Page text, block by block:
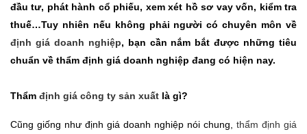
đầu tư, phát hành cổ phiếu, xem xét hồ sơ vay vốn, kiểm tra
thuế…Tuy nhiên nếu không phải người có chuyên môn về
định giá doanh nghiệp, bạn cần nắm bắt được những tiêu
chuẩn về thẩm định giá doanh nghiệp đang có hiện nay.
Thẩm định giá công ty sản xuất là gì?
Cũng giống như định giá doanh nghiệp nói chung, thẩm định giá